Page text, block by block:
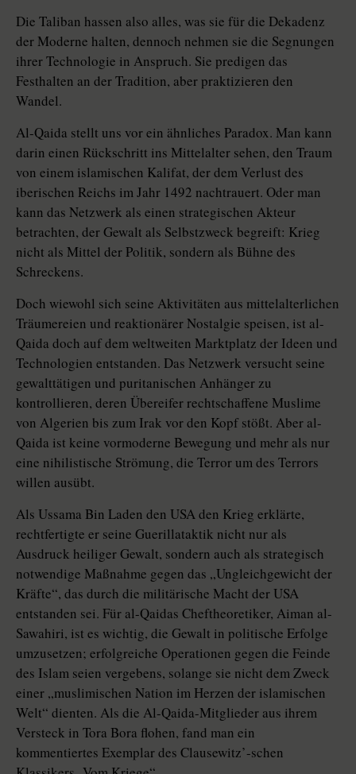
Die Taliban hassen also alles, was sie für die Dekadenz
der Moderne halten, dennoch nehmen sie die Segnungen
ihrer Technologie in Anspruch. Sie predigen das
Festhalten an der Tradition, aber praktizieren den
Wandel.
Al-Qaida stellt uns vor ein ähnliches Paradox. Man kann
darin einen Rückschritt ins Mittelalter sehen, den Traum
von einem islamischen Kalifat, der dem Verlust des
iberischen Reichs im Jahr 1492 nachtrauert. Oder man
kann das Netzwerk als einen strategischen Akteur
betrachten, der Gewalt als Selbstzweck begreift: Krieg
nicht als Mittel der Politik, sondern als Bühne des
Schreckens.
Doch wiewohl sich seine Aktivitäten aus mittelalterlichen
Träumereien und reaktionärer Nostalgie speisen, ist al-
Qaida doch auf dem weltweiten Marktplatz der Ideen und
Technologien entstanden. Das Netzwerk versucht seine
gewalttätigen und puritanischen Anhänger zu
kontrollieren, deren Übereifer rechtschaffene Muslime
von Algerien bis zum Irak vor den Kopf stößt. Aber al-
Qaida ist keine vormoderne Bewegung und mehr als nur
eine nihilistische Strömung, die Terror um des Terrors
willen ausübt.
Als Ussama Bin Laden den USA den Krieg erklärte,
rechtfertigte er seine Guerillataktik nicht nur als
Ausdruck heiliger Gewalt, sondern auch als strategisch
notwendige Maßnahme gegen das „Ungleichgewicht der
Kräfte“, das durch die militärische Macht der USA
entstanden sei. Für al-Qaidas Cheftheoretiker, Aiman al-
Sawahiri, ist es wichtig, die Gewalt in politische Erfolge
umzusetzen; erfolgreiche Operationen gegen die Feinde
des Islam seien vergebens, solange sie nicht dem Zweck
einer „muslimischen Nation im Herzen der islamischen
Welt“ dienten. Als die Al-Qaida-Mitglieder aus ihrem
Versteck in Tora Bora flohen, fand man ein
kommentiertes Exemplar des Clausewitz’-schen